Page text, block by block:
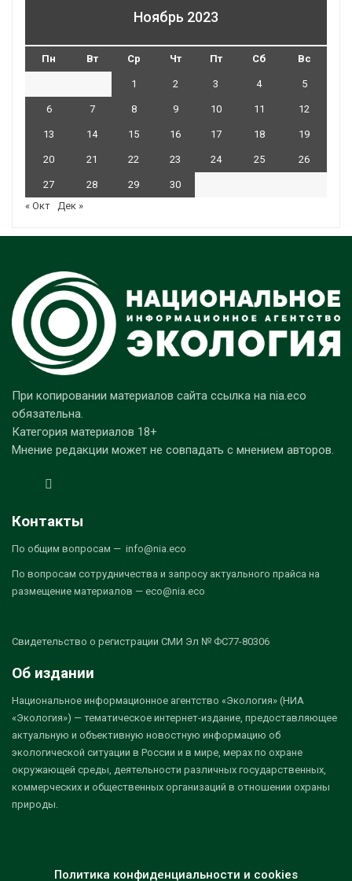
Ноябрь 2023
Пн Вт Ср Чт Пт Сб Вс
1 2 3 4 5
6 7 8 9 10 11 12
13 14 15 16 17 18 19
20 21 22 23 24 25 26
27 28 29
30
« Окт
Дек »
При копировании материалов сайта ссылка на nia.eco
обязательна.
Категория материалов 18+
Мнение редакции может не совпадать с мнением авторов.
Контакты
По общим вопросам — info@nia.eco
По вопросам сотрудничества и запросу актуального прайса на
размещение материалов — eco@nia.eco
Свидетельство о регистрации СМИ Эл № ФС77-80306
Об издании
Национальное информационное агентство «Экология» (НИА
«Экология») — тематическое интернет-издание, предоставляющее
актуальную и объективную новостную информацию об
экологической ситуации в России и в мире, мерах по охране
окружающей среды, деятельности различных государственных,
коммерческих и общественных организаций в отношении охраны
природы.
Политика конфиденциальности и cookies